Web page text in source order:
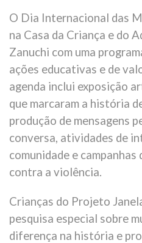
O Dia Internacional das
na Casa da Criança e do
Zanuchi com uma
ações educativas e de
agenda inclui exposição
que marcaram a história
produção de mensagens
conversa, atividades de
comunidade e
contra a violência.
Crianças do Projeto
pesquisa especial sobre
diferença na história e